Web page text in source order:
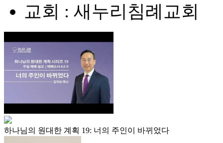
교회 : 새누리침례교회
하나님의 원대한 계획 19: 너의 주인이 바뀌었다